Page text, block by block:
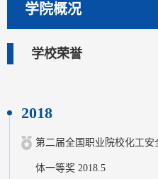
学院概况
学校荣誉
2018
第二届全国职业院校化工安
体一等奖 2018.5